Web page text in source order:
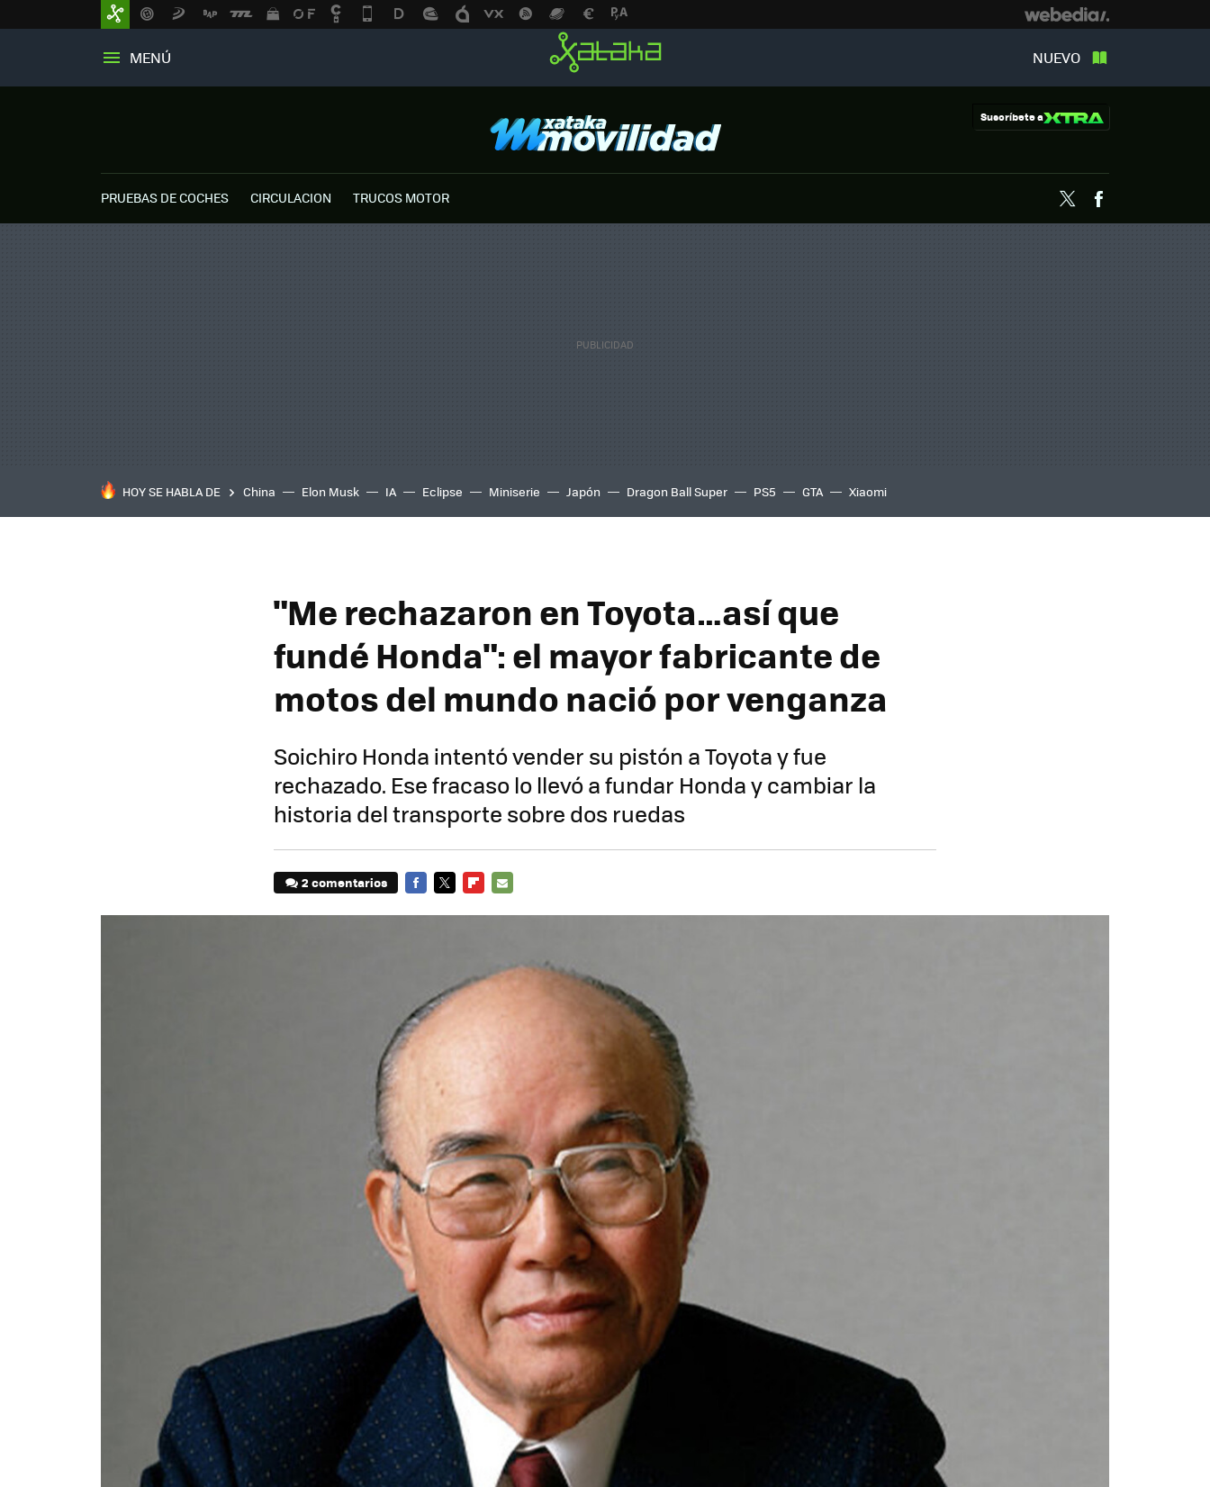
MENÚ NUEVO
Suscríbete a
PRUEBAS DE COCHES CIRCULACION TRUCOS MOTOR Twitter
HOY SE HABLA DE China Elon Musk IA Eclipse Miniserie Japón Dragon Ball Super PS5 GTA Xiaomi
"Me rechazaron en Toyota…así que
fundé Honda": el mayor fabricante de
motos del mundo nació por venganza
Soichiro Honda intentó vender su pistón a Toyota y fue
rechazado. Ese fracaso lo llevó a fundar Honda y cambiar la
historia del transporte sobre dos ruedas
2 comentarios